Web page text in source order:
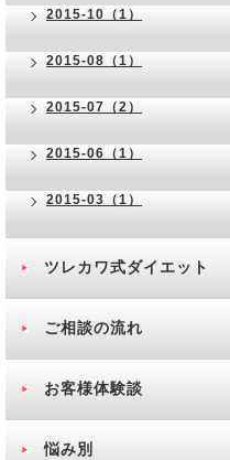
2015-10（1）
2015-08（1）
2015-07（2）
2015-06（1）
2015-03（1）
ツレカワ式ダイエット
ご相談の流れ
お客様体験談
悩み別